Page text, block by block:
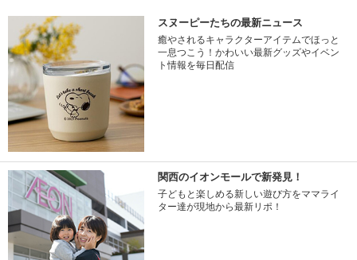
スヌーピーたちの最新ニュース
癒やされるキャラクターアイテムでほっと
一息つこう！かわいい最新グッズやイベン
ト情報を毎日配信
関西のイオンモールで新発見！
子どもと楽しめる新しい遊び方をママライ
ター達が現地から最新リポ！